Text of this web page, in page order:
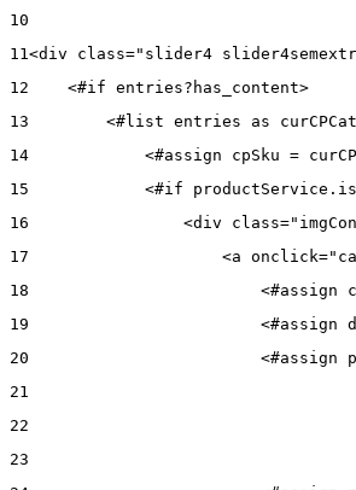
10
11 <div class="slider4
12
    <#if entries?has_content>
13
<#list entries as
14
<#assign cpSku =
15
<#if
16
<div
17
<a
18
<#assign
19
<#assign
20
<#assign
21
22
23